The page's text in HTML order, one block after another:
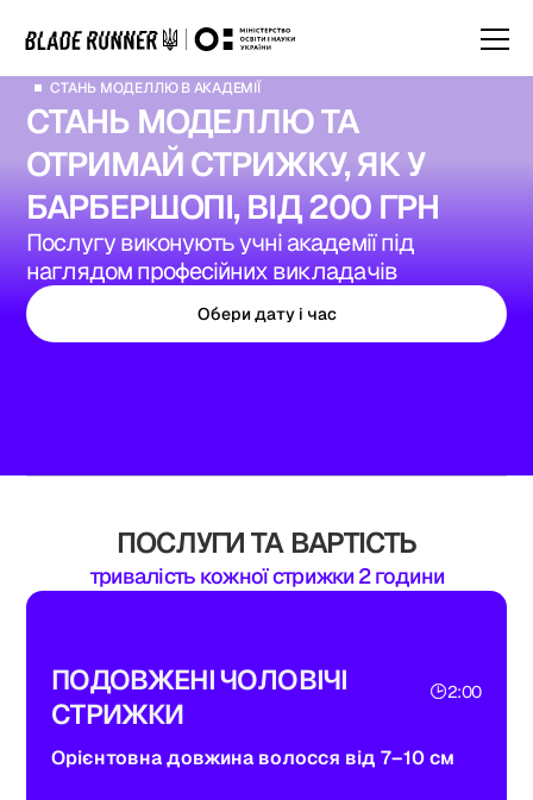
СТАНЬ МОДЕЛЛЮ В АКАДЕМІЇ
СТАНЬ МОДЕЛЛЮ ТА
ОТРИМАЙ СТРИЖКУ, ЯК У
БАРБЕРШОПІ, ВІД 200 ГРН
Послугу виконують учні академії під
наглядом професійних викладачів
Обери дату і час
ПОСЛУГИ ТА ВАРТІСТЬ
тривалість кожної стрижки 2 години
ПОДОВЖЕНІ ЧОЛОВІЧІ
СТРИЖКИ
2:00
Орієнтовна довжина волосся від 7–10 см